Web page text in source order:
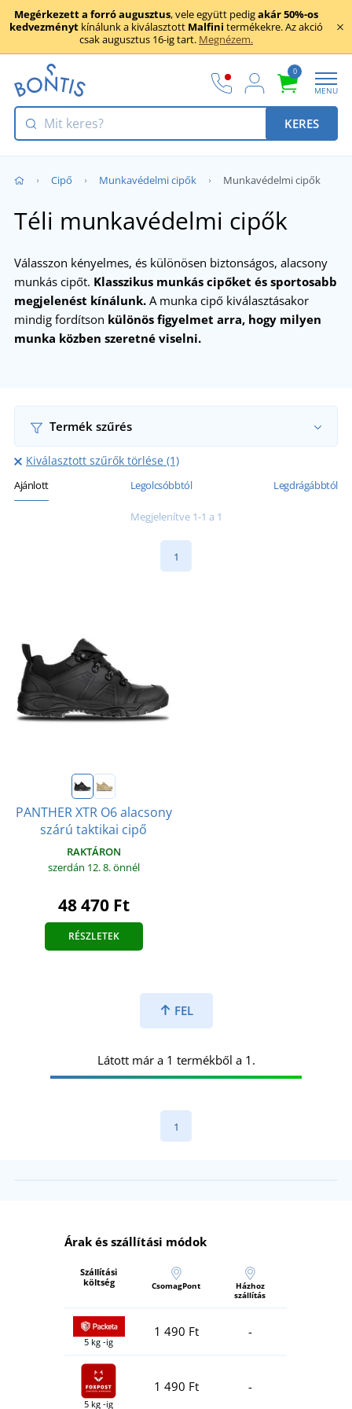
Megérkezett a forró augusztus, vele együtt pedigakár 50%-os
kedvezményt kínálunk a kiválasztott Malfini termékekre. Az akció
csak augusztus 16-ig tart. Megnézem.
0
MENU
KERES
Cipő Munkavédelmi cipők Munkavédelmi cipők
Téli munkavédelmi cipők
Válasszon kényelmes, és különösen biztonságos, alacsony
munkás cipőt. Klasszikus munkás cipőket és sportosabb
megjelenést kínálunk. A munka cipő kiválasztásakor
mindig fordítson különös figyelmet arra, hogy milyen
munka közben szeretné viselni.
Termék szűrés
Kiválasztott szűrők törlése (1)
Ajánlott Legolcsóbbtól Legdrágábbtól
Megjelenítve 1-1 a 1
1
PANTHER XTR O6 alacsony
szárú taktikai cipő
RAKTÁRON
szerdán 12. 8.önnél
48 470 Ft
RÉSZLETEK
FEL
Látott már a 1 termékből a 1.
1
Árak és szállítási módok
Szállítási
költség
CsomagPont
Házhoz
szállítás
5 kg -ig
1 490 Ft -
5 kg -ig
1 490 Ft -